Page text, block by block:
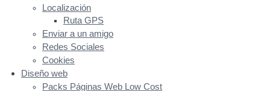
Localización
Ruta GPS
Enviar a un amigo
Redes Sociales
Cookies
Diseño web
Packs Páginas Web Low Cost